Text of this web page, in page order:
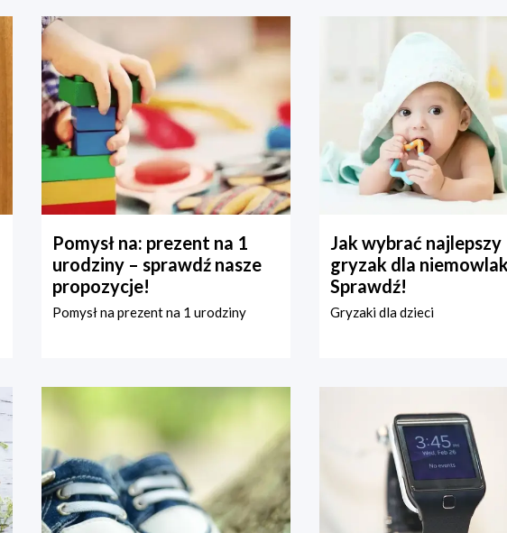
Pomysł na: prezent na 1
urodziny – sprawdź nasze
propozycje!
Pomysł na prezent na 1 urodziny
Jak wybrać najlepszy
gryzak dla
Sprawdź!
Gryzaki dla dzieci